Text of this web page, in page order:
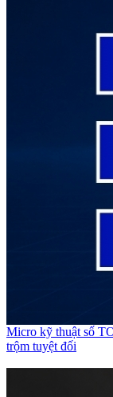
Micro kỹ thuật số
trộm tuyệt đối